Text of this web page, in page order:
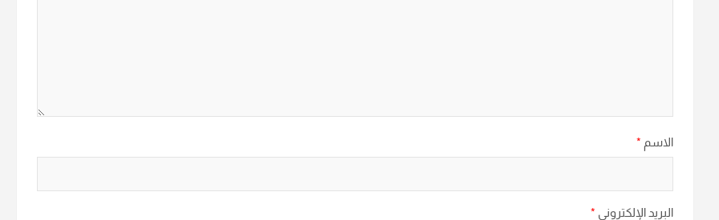
الاسم *
البريد الإلكتروني *